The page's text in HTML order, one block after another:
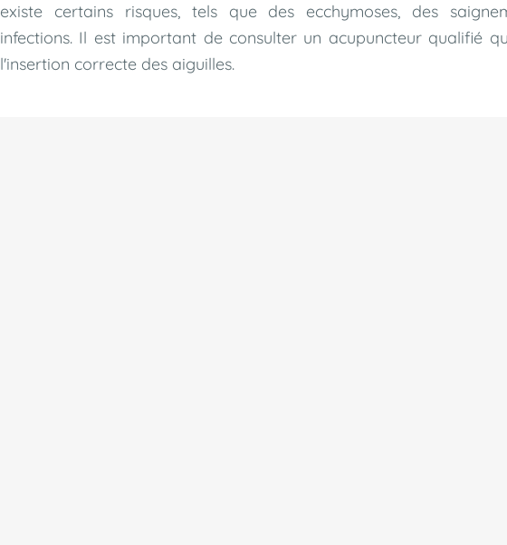
existe certains risques, tels que des ecchymoses, des
infections. Il est important de consulter un acupuncteur qualifié
l'insertion correcte des aiguilles.